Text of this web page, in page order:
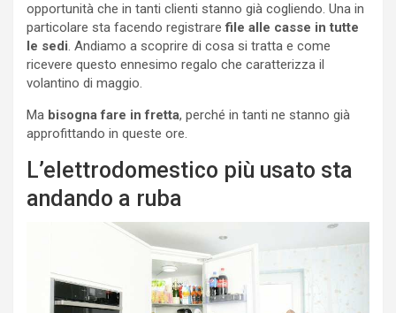
opportunità che in tanti clienti stanno già cogliendo. Una in
particolare sta facendo registrare file alle casse in tutte
le sedi. Andiamo a scoprire di cosa si tratta e come
ricevere questo ennesimo regalo che caratterizza il
volantino di maggio.
Ma bisogna fare in fretta, perché in tanti ne stanno già
approfittando in queste ore.
L’elettrodomestico più usato sta
andando a ruba